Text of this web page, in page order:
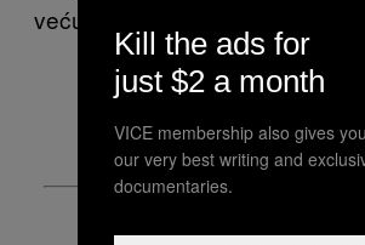
veću potražnju.
Kill the ads for
just $2 a month
VICE membership also gives
our very best writing and
documentaries.